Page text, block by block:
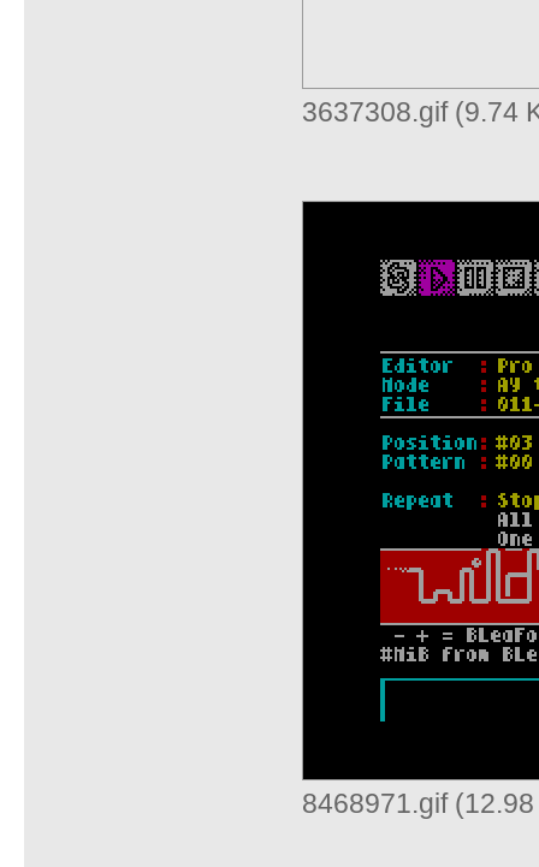
3637308.gif (9.74
8468971.gif